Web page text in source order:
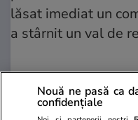
Libertateapentrufemei.ro
Fiica lui Dragoș
Nouă ne pasă ca
confidențiale